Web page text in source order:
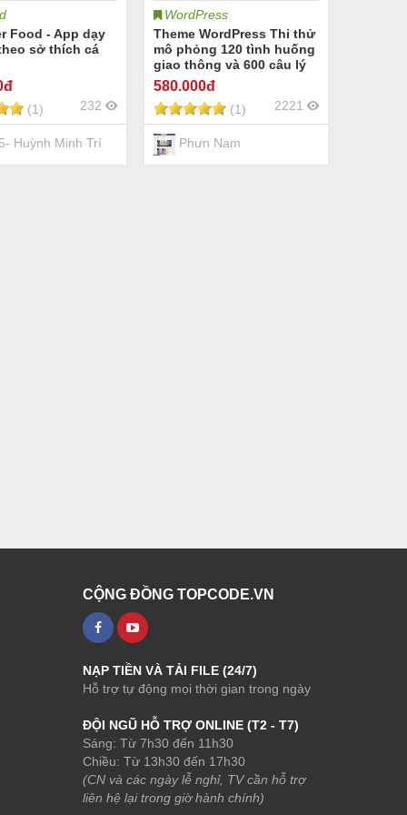
Food - App dạy
sở thích cá
(1) 232
Huỳnh Minh Trí
WordPress
Theme WordPress Thi thử
mô phỏng 120 tình huống
giao thông và 600 câu lý
thuyết
580.000đ
(1) 2221
Phưn Nam
CỘNG ĐỒNG TOPCODE.VN
NẠP TIỀN VÀ TẢI FILE (24/7)
Hỗ trợ tự động mọi thời gian trong ngày
ĐỘI NGŨ HỖ TRỢ ONLINE (T2 - T7)
Sáng: Từ 7h30 đến 11h30
Chiều: Từ 13h30 đến 17h30
(CN và các ngày lễ nghỉ, TV cần hỗ trợ
liên hệ lại trong giờ hành chính)